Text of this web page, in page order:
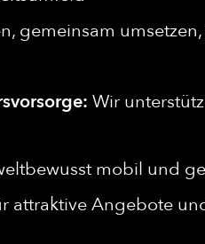
gemeinsam
Wir
mobil und
attraktive Angebote